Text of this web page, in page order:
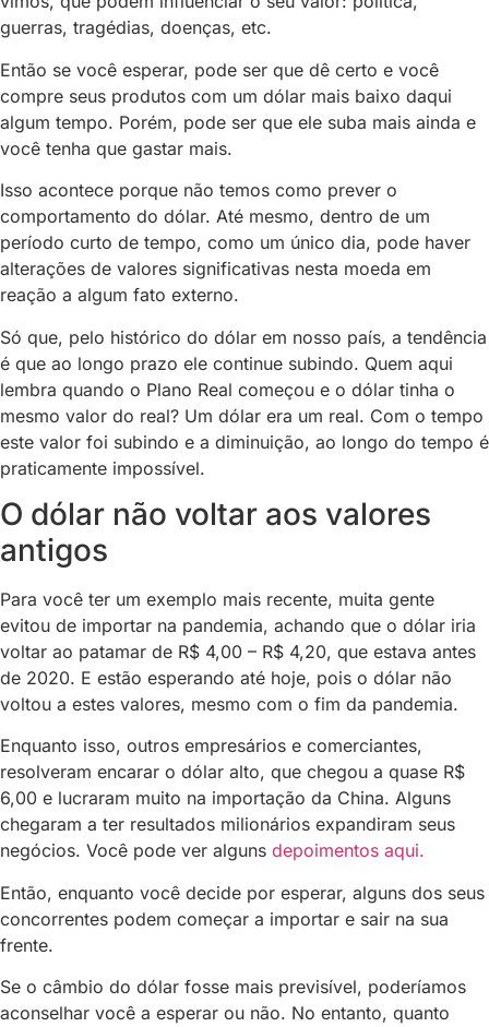
guerras, tragédias, doenças, etc.
Então se você esperar, pode ser que dê certo e você
compre seus produtos com um dólar mais baixo daqui
algum tempo. Porém, pode ser que ele suba mais ainda e
você tenha que gastar mais.
Isso acontece porque não temos como prever o
comportamento do dólar. Até mesmo, dentro de um
período curto de tempo, como um único dia, pode haver
alterações de valores significativas nesta moeda em
reação a algum fato externo.
Só que, pelo histórico do dólar em nosso país, a tendência
é que ao longo prazo ele continue subindo. Quem aqui
lembra quando o Plano Real começou e o dólar tinha o
mesmo valor do real? Um dólar era um real. Com o tempo
este valor foi subindo e a diminuição, ao longo do tempo é
praticamente impossível.
O dólar não voltar aos valores
antigos
Para você ter um exemplo mais recente, muita gente
evitou de importar na pandemia, achando que o dólar iria
voltar ao patamar de R$ 4,00 – R$ 4,20, que estava antes
de 2020. E estão esperando até hoje, pois o dólar não
voltou a estes valores, mesmo com o fim da pandemia.
Enquanto isso, outros empresários e comerciantes,
resolveram encarar o dólar alto, que chegou a quase R$
6,00 e lucraram muito na importação da China. Alguns
chegaram a ter resultados milionários expandiram seus
negócios. Você pode ver alguns depoimentos aqui.
Então, enquanto você decide por esperar, alguns dos seus
concorrentes podem começar a importar e sair na sua
frente.
Se o câmbio do dólar fosse mais previsível, poderíamos
aconselhar você a esperar ou não. No entanto, quanto